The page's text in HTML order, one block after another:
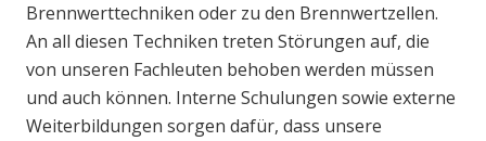
Brennwerttechniken oder zu den Brennwertzellen.
An all diesen Techniken treten Störungen auf, die
von unseren Fachleuten behoben werden müssen
und auch können. Interne Schulungen sowie externe
Weiterbildungen sorgen dafür, dass unsere